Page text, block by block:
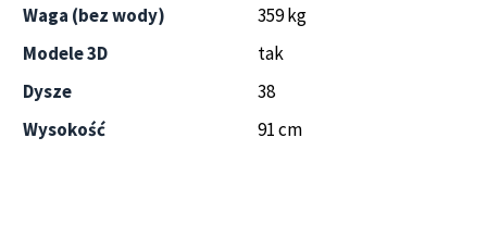
Waga (bez wody)
359 kg
Modele 3D
tak
Dysze
38
Wysokość
91 cm